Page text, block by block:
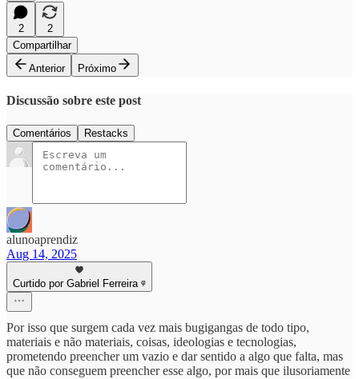
2
2
Compartilhar
Anterior
Próximo
Discussão sobre este post
Comentários Restacks
alunoaprendiz
Aug 14, 2025
Curtido por Gabriel Ferreira ᵠ
Por isso que surgem cada vez mais bugigangas de todo tipo,
materiais e não materiais, coisas, ideologias e tecnologias,
prometendo preencher um vazio e dar sentido a algo que falta, mas
que não conseguem preencher esse algo, por mais que ilusoriamente